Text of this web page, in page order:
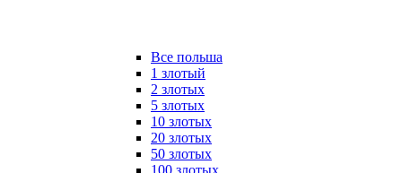
Все польша
1 злотый
2 злотых
5 злотых
10 злотых
20 злотых
50 злотых
100 злотых